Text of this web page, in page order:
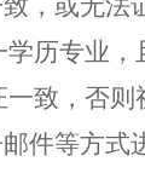
历专业
致，否则
件等方式